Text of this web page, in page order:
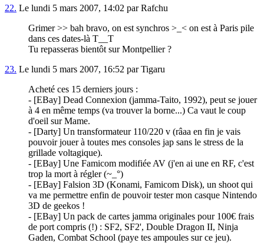
22. Le lundi 5 mars 2007, 14:02 par Rafchu
Grimer >> bah bravo, on est synchros >_< on est à Paris pile
dans ces dates-là T__T
Tu repasseras bientôt sur Montpellier ?
23. Le lundi 5 mars 2007, 16:52 par Tigaru
Acheté ces 15 derniers jours :
- [EBay] Dead Connexion (jamma-Taito, 1992), peut se jouer
à 4 en même temps (va trouver la borne...) Ca vaut le coup
d'oeil sur Mame.
- [Darty] Un transformateur 110/220 v (râaa en fin je vais
pouvoir jouer à toutes mes consoles jap sans le stress de la
grillade voltagique).
- [EBay] Une Famicom modifiée AV (j'en ai une en RF, c'est
trop la mort à régler (~_°)
- [EBay] Falsion 3D (Konami, Famicom Disk), un shoot qui
va me permettre enfin de pouvoir tester mon casque Nintendo
3D de geekos !
- [EBay] Un pack de cartes jamma originales pour 100€ frais
de port compris (!) : SF2, SF2', Double Dragon II, Ninja
Gaden, Combat School (paye tes ampoules sur ce jeu).